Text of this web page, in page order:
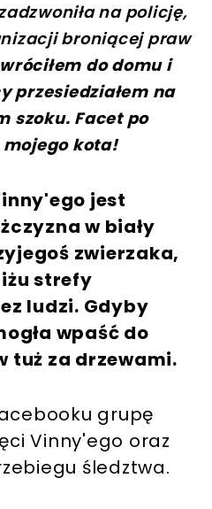
na policję,
broniącej praw
do domu i
przesiedziałem na
szoku. Facet po
mojego kota!
jest
w biały
zwierzaka,
strefy
ludzi. Gdyby
wpaść do
tuż za drzewami.
grupę
Vinny'ego oraz
śledztwa.